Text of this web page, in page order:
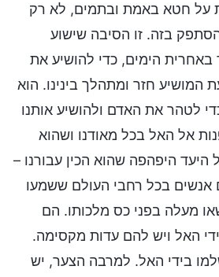
על חטא באמת ובתמים, לא רק
בזה. זו הסיבה שישוע
באחרית הימים, כדי להושיע את
המושיע חזר ומתהלך בינינו. הוא
לטהר את האדם ולהושיע אותנו
אל האל בכל מאודנו ושהוא
היעד היפהפה שהוא הכין עבורנו –
אנשים בכל רחבי העולם ששמעו
מעלה בפני כס מלכותו. הם
האל ויש להם עדות מקסימה.
בידי האל. למרבה הצער, יש